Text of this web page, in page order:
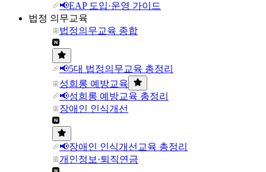
📢EAP 도입·운영 가이드
법정 의무교육
법정의무교육 종합
📢5대 법정의무교육 총정리
성희롱 예방교육
📢성희롱 예방교육 총정리
장애인 인식개선
📢장애인 인식개선교육 총정리
개인정보·퇴직연금